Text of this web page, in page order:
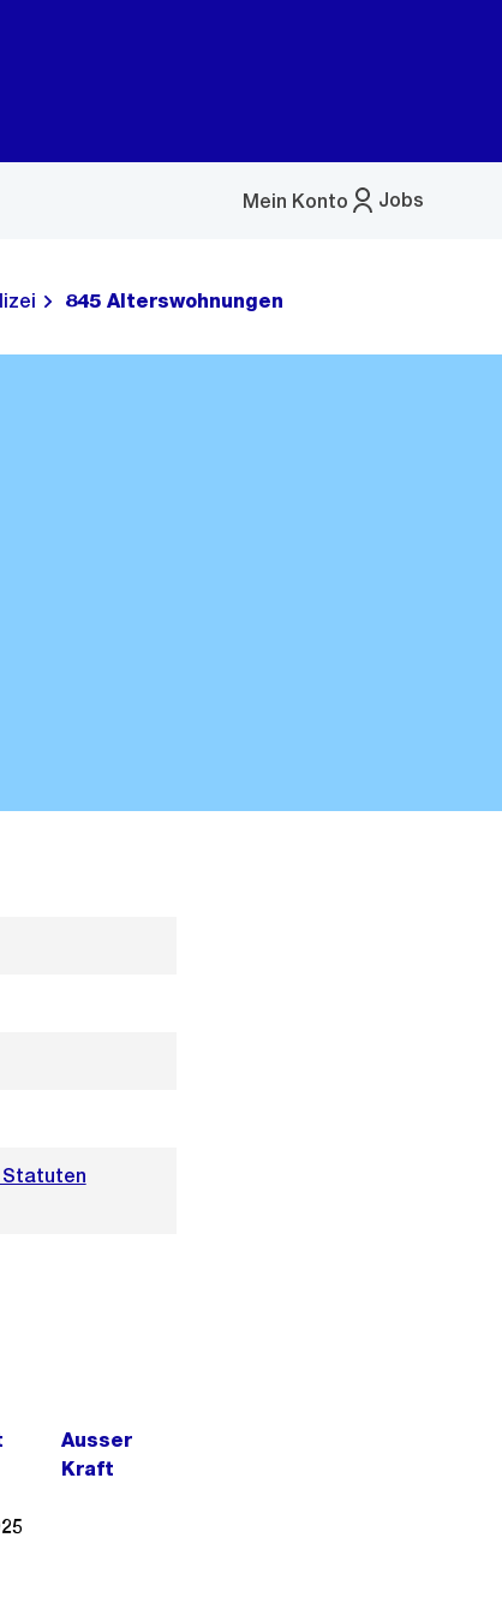
Jobs
Mein Konto
Menü
845 Alterswohnungen
Statuten
Ausser
Kraft